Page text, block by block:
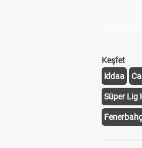
Keşfet
iddaa
Süper Lig